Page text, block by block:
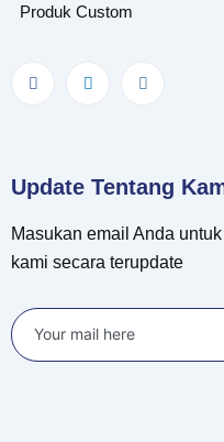
Produk Custom
Update Tentang
Masukan email Anda
kami secara terupdate